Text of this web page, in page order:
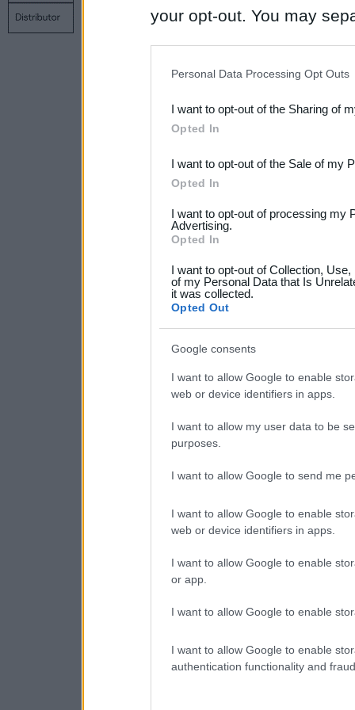
your opt-out. You may
Downstream Participants
third parties.
Please note that this
not limited to your visit or
grant or deny consent to
your data for below
consent section.
Personal Data Processing Opt Outs
I want to opt-out of the Sharing of
Opted In
I want to opt-out of the Sale of my
Opted In
I want to opt-out of processing my
Advertising.
Opted In
I want to opt-out of Collection,
of my Personal Data that Is
it was collected.
Opted Out
Google consents
I want to allow Google to enable
web or device identifiers in apps.
I want to allow my user data to be
purposes.
I want to allow Google to send me
I want to allow Google to enable
web or device identifiers in apps.
I want to allow Google to enable
or app.
I want to allow Google to enable
I want to allow Google to enable
authentication functionality and
Privātuma politika Uz sākumu